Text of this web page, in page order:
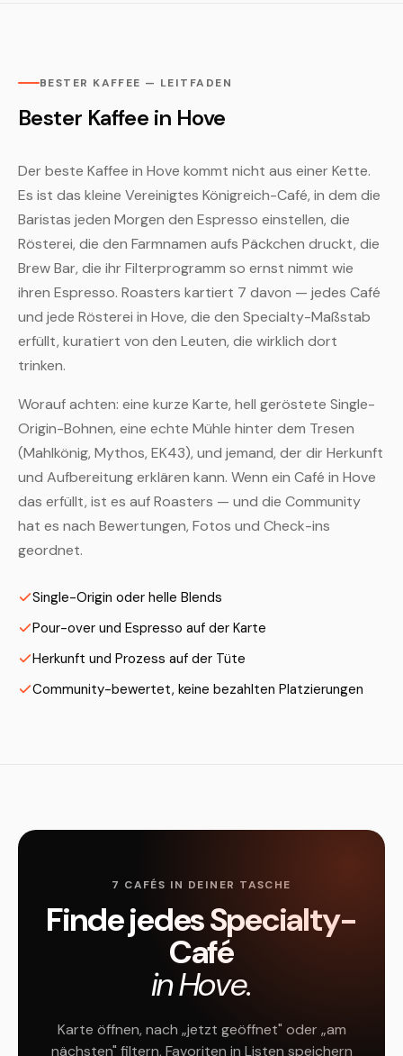
BESTER KAFFEE — LEITFADEN
Bester Kaffee in Hove
Der beste Kaffee in Hove kommt nicht aus einer Kette.
Es ist das kleine Vereinigtes Königreich-Café, in dem die
Baristas jeden Morgen den Espresso einstellen, die
Rösterei, die den Farmnamen aufs Päckchen druckt, die
Brew Bar, die ihr Filterprogramm so ernst nimmt wie
ihren Espresso. Roasters kartiert 7 davon — jedes Café
und jede Rösterei in Hove, die den Specialty-Maßstab
erfüllt, kuratiert von den Leuten, die wirklich dort
trinken.
Worauf achten: eine kurze Karte, hell geröstete Single-
Origin-Bohnen, eine echte Mühle hinter dem Tresen
(Mahlkönig, Mythos, EK43), und jemand, der dir Herkunft
und Aufbereitung erklären kann. Wenn ein Café in Hove
das erfüllt, ist es auf Roasters — und die Community
hat es nach Bewertungen, Fotos und Check-ins
geordnet.
Single-Origin oder helle Blends
Pour-over und Espresso auf der Karte
Herkunft und Prozess auf der Tüte
Community-bewertet, keine bezahlten Platzierungen
7 CAFÉS IN DEINER TASCHE
Finde jedes Specialty-
Café
in Hove.
Karte öffnen, nach „jetzt geöffnet" oder „am
nächsten" filtern, Favoriten in Listen speichern